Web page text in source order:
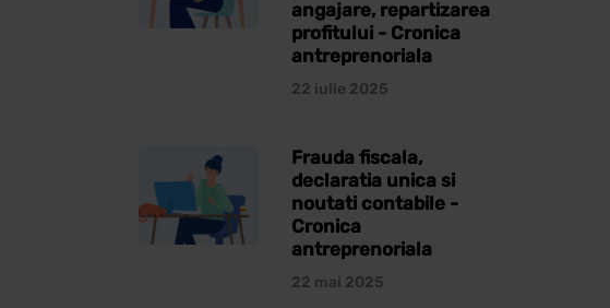
angajare, repartizarea
profitului - Cronica
antreprenoriala
22 iulie 2025
Frauda fiscala,
declaratia unica si
noutati contabile -
Cronica
antreprenoriala
22 mai 2025